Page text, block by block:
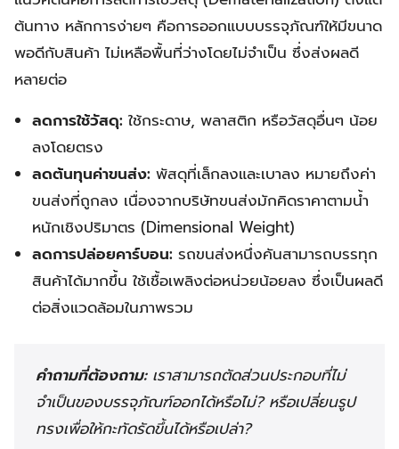
ต้นทาง หลักการง่ายๆ คือการออกแบบบรรจุภัณฑ์ให้มีขนาด
พอดีกับสินค้า ไม่เหลือพื้นที่ว่างโดยไม่จำเป็น ซึ่งส่งผลดี
หลายต่อ
ลดการใช้วัสดุ: ใช้กระดาษ, พลาสติก หรือวัสดุอื่นๆ น้อย
ลงโดยตรง
ลดต้นทุนค่าขนส่ง: พัสดุที่เล็กลงและเบาลง หมายถึงค่า
ขนส่งที่ถูกลง เนื่องจากบริษัทขนส่งมักคิดราคาตามน้ำ
หนักเชิงปริมาตร (Dimensional Weight)
ลดการปล่อยคาร์บอน: รถขนส่งหนึ่งคันสามารถบรรทุก
สินค้าได้มากขึ้น ใช้เชื้อเพลิงต่อหน่วยน้อยลง ซึ่งเป็นผลดี
ต่อสิ่งแวดล้อมในภาพรวม
คำถามที่ต้องถาม:เราสามารถตัดส่วนประกอบที่ไม่
จำเป็นของบรรจุภัณฑ์ออกได้หรือไม่? หรือเปลี่ยนรูป
ทรงเพื่อให้กะทัดรัดขึ้นได้หรือเปล่า?